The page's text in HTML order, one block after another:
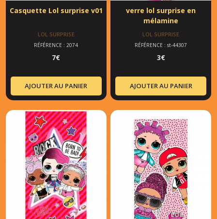
Casquette Lol surprise v01
LOL SURPRISE
RÉFÉRENCE : 2074
7€
AJOUTER AU PANIER
verre lol surprise en
mélamine
LOL SURPRISE
RÉFÉRENCE : st-44307
3€
AJOUTER AU PANIER